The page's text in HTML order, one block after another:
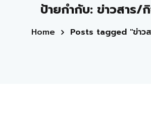
ป้ายกำกับ: ข่าวสาร/
Home Posts tagged "ข่าว